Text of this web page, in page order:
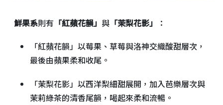
鮮果系則有 「紅蘋花韻」 與 「茉梨花影」
：
「紅蘋花韻」以莓果、草莓與洛神交織酸甜層次，
最後由蘋果柔和收尾。
「茉梨花影」以西洋梨細甜展開，加入芭樂層次與
茉莉綠茶的清香尾韻，喝起來柔和流暢。